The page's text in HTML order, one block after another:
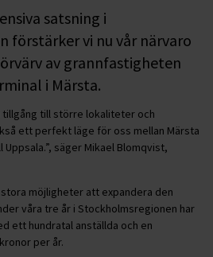
satsning i
förstärker vi nu vår närvaro
av grannfastigheten
i Märsta.
till större lokaliteter och
ett perfekt läge för oss mellan Märsta
säger Mikael Blomqvist,
möjligheter att expandera den
våra tre år i Stockholmsregionen har
ett hundratal anställda och en
per år.